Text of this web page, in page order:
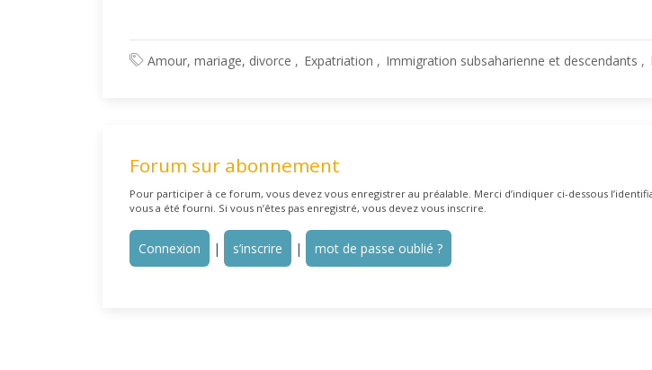
Amour, mariage, divorce Expatriation Immigration subsaharienne et descendants
Forum sur abonnement
Pour participer à ce forum, vous devez vous enregistrer au préalable. Merci d’indiquer ci-dessous
vous a été fourni. Si vous n’êtes pas enregistré, vous devez vous inscrire.
Connexion | s’inscrire | mot de passe oublié ?